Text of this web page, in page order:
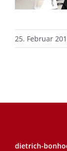
25. Februar
dietrich-